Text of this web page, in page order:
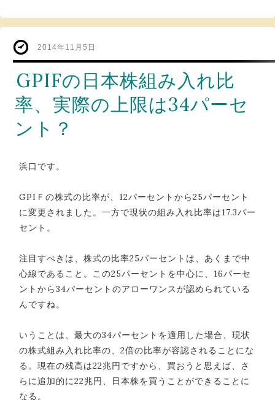
2014年11月5日
GPIFの日本株組み入れ比
率、実際の上限は34パーセ
ント？
浜口です。
GPIＦの株式の比率が、12パーセントから25パーセント
に変更されました。一方で現状の組み入れ比率は17.3パー
セント。
注目すべきは、株式の比率25パーセントは、あくまで中
心線であること。この25パーセントを中心に、16パーセ
ントから34パーセントのアローワンスが認められている
んですね。
いうことは、最大の34パーセントを適用した場合、現状
の株式組み入れ比率の、2倍の比率が容認されることにな
る。現在の残高は22兆円ですから、買おうと思えば、さ
らに追加的に22兆円、日本株を買うことができることに
なる。